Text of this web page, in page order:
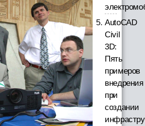
AutoCAD
Civil
3D:
Пять
примеров
внедрения
при
создании